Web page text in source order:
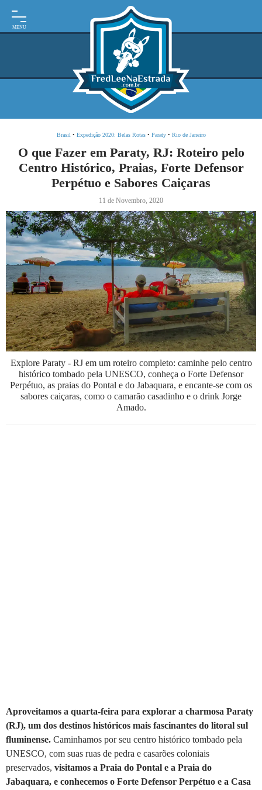
INÍCIO
URUGUAI
VIAGEM
MAPAS
RODOVIÁRIOS
E-
BOOK
VÍDEOS
Brasil • Expedição 2020: Belas Rotas• Paraty• Rio de Janeiro
O que Fazer em Paraty, RJ: Roteiro pelo
Centro Histórico, Praias, Forte Defensor
Perpétuo e Sabores Caiçaras
11 de Novembro, 2020
Explore Paraty - RJ em um roteiro completo: caminhe pelo centro
histórico tombado pela UNESCO, conheça o Forte Defensor
Perpétuo, as praias do Pontal e do Jabaquara, e encante-se com os
sabores caiçaras, como o camarão casadinho e o drink Jorge
Amado.
Aproveitamos a quarta-feira para explorar a charmosa Paraty
(RJ), um dos destinos históricos mais fascinantes do litoral sul
fluminense. Caminhamos por seu centro histórico tombado pela
UNESCO, com suas ruas de pedra e casarões coloniais
preservados, visitamos a Praia do Pontal e a Praia do
Jabaquara, e conhecemos o Forte Defensor Perpétuo e a Casa